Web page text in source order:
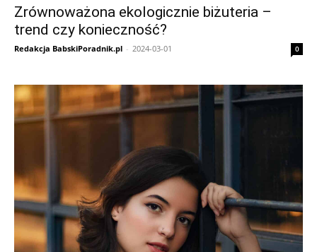
Zrównoważona ekologicznie biżuteria –
trend czy konieczność?
Redakcja BabskiPoradnik.pl - 2024-03-01 0